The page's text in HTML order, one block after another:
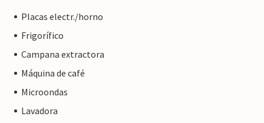
Placas electr./horno
Frigorífico
Campana extractora
Máquina de café
Microondas
Lavadora